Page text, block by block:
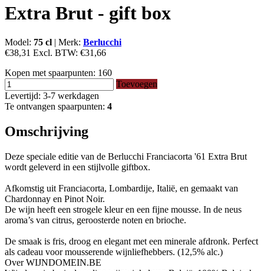
Extra Brut - gift box
Model: 75 cl | Merk: Berlucchi
€38,31 Excl. BTW: €31,66
Kopen met spaarpunten: 160
Toevoegen
Levertijd: 3-7 werkdagen
Te ontvangen spaarpunten: 4
Omschrijving
Deze speciale editie van de Berlucchi Franciacorta '61 Extra Brut
wordt geleverd in een stijlvolle giftbox.
Afkomstig uit Franciacorta, Lombardije, Italië, en gemaakt van
Chardonnay en Pinot Noir.
De wijn heeft een strogele kleur en een fijne mousse. In de neus
aroma’s van citrus, geroosterde noten en brioche.
De smaak is fris, droog en elegant met een minerale afdronk. Perfect
als cadeau voor mousserende wijnliefhebbers. (12,5% alc.)
Over WIJNDOMEIN.BE